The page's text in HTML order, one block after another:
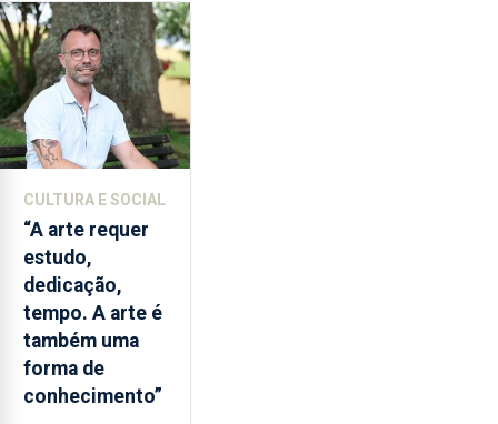
de
euros.
CULTURA E SOCIAL
“A arte requer
estudo,
dedicação,
tempo. A arte é
também uma
forma de
conhecimento”